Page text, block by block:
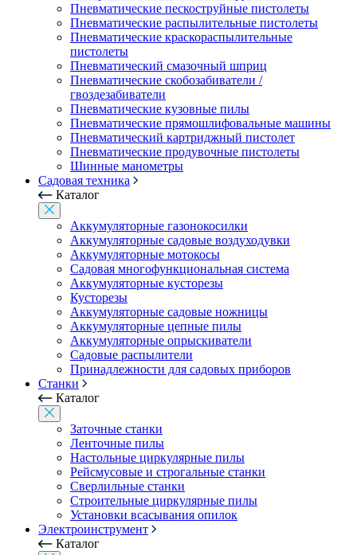
Пневматические пескоструйные пистолеты
Пневматические распылительные пистолеты
Пневматические краскораспылительные
пистолеты
Пневматический смазочный шприц
Пневматические скобозабиватели /
гвоздезабиватели
Пневматические кузовные пилы
Пневматические прямошлифовальные машины
Пневматический картриджный пистолет
Пневматические продувочные пистолеты
Шинные манометры
Садовая техника
Каталог
Аккумуляторные газонокосилки
Аккумуляторные садовые воздуходувки
Аккумуляторные мотокосы
Садовая многофункциональная система
Аккумуляторные кусторезы
Кусторезы
Аккумуляторные садовые ножницы
Аккумуляторные цепные пилы
Аккумуляторные опрыскиватели
Садовые распылители
Принадлежности для садовых приборов
Станки
Каталог
Заточные станки
Ленточные пилы
Настольные циркулярные пилы
Рейсмусовые и строгальные станки
Сверлильные станки
Строительные циркулярные пилы
Установки всасывания опилок
Электроинструмент
Каталог